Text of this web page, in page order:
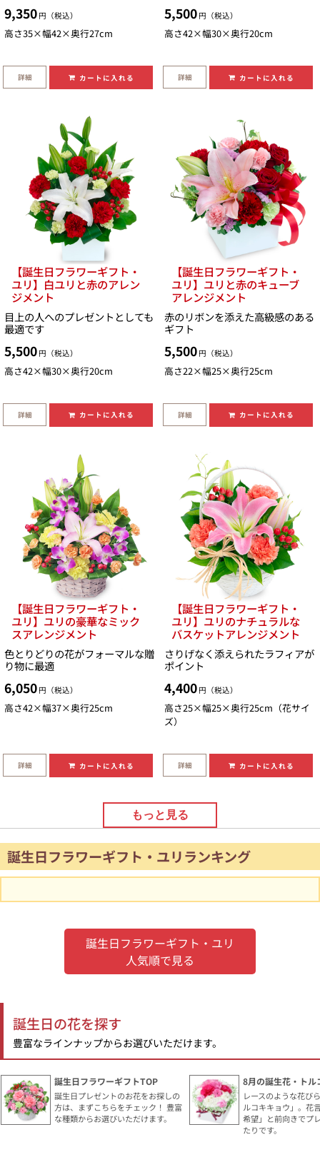
9,350 円（税込）
高さ35×幅42×奥行27cm
詳細 カートに入れる
5,500 円（税込）
高さ42×幅30×奥行20cm
詳細 カートに入れる
【誕生日フラワーギフト・
ユリ】白ユリと赤のアレン
ジメント
目上の人へのプレゼントとしても
最適です
5,500 円（税込）
高さ42×幅30×奥行20cm
詳細 カートに入れる
【誕生日フラワーギフト・
ユリ】ユリと赤のキューブ
アレンジメント
赤のリボンを添えた高級感のある
ギフト
5,500 円（税込）
高さ22×幅25×奥行25cm
詳細 カートに入れる
【誕生日フラワーギフト・
ユリ】ユリの豪華なミック
スアレンジメント
色とりどりの花がフォーマルな贈
り物に最適
6,050 円（税込）
高さ42×幅37×奥行25cm
詳細 カートに入れる
【誕生日フラワーギフト・
ユリ】ユリのナチュラルな
バスケットアレンジメント
さりげなく添えられたラフィアが
ポイント
4,400 円（税込）
高さ25×幅25×奥行25cm（花サイ
ズ）
詳細 カートに入れる
もっと見る
誕生日フラワーギフト・ユリランキング
誕生日フラワーギフト・ユリ
人気順で見る
誕生日の花を探す
豊富なラインナップからお選びいただけます。
誕生日フラワーギフトTOP
誕生日プレゼントのお花をお探しの
方は、まずこちらをチェック！ 豊富
な種類からお選びいただけます。
8月の誕生花・トル
レースのような花び
ルコキキョウ」。花
希望」と前向きでプ
たりです。